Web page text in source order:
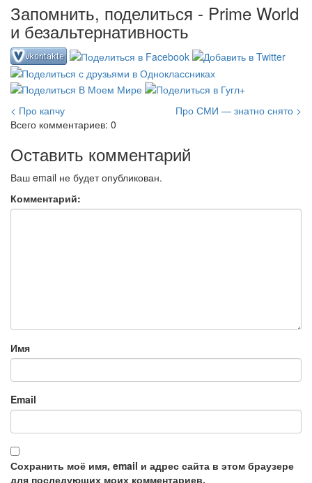
Запомнить, поделиться - Prime World
и безальтернативность
< Про капчу
Про СМИ — знатно снято >
Всего комментариев: 0
Оставить комментарий
Ваш email не будет опубликован.
Комментарий:
Имя
Email
Сохранить моё имя, email и адрес сайта в этом браузере
для последующих моих комментариев.